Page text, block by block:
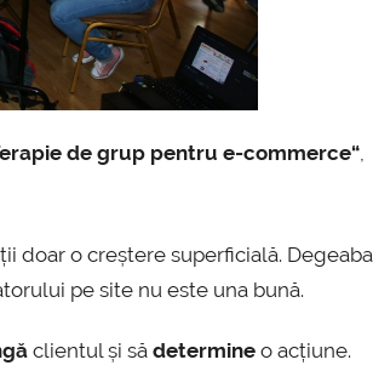
de grup pentru e-commerce“,
doar o creștere superficială. Degeaba
pe site nu este una bună.
clientul și să determine o acțiune.